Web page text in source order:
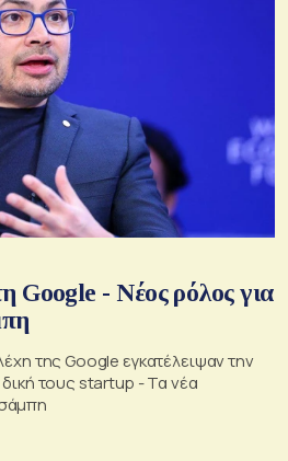
Google - Νέος ρόλος για
της Google εγκατέλειψαν την
δική τους startup - Τα νέα